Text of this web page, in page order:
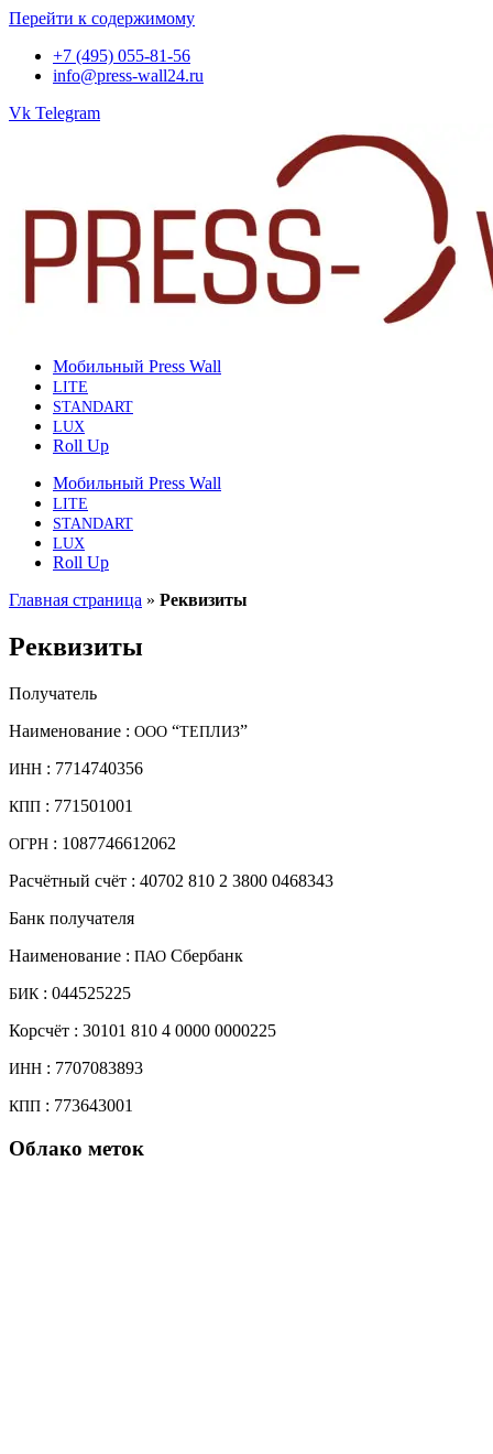
Перейти к содержимому
+7 (495) 055-81-56
info@press-wall24.ru
Vk Telegram
Мобильный Press Wall
LITE
STANDART
LUX
Roll Up
Мобильный Press Wall
LITE
STANDART
LUX
Roll Up
Главная страница » Реквизиты
Реквизиты
Полу­ча­тель
Наиме­но­ва­ние : ООО “ТЕПЛИЗ”
ИНН : 7714740356
КПП : 771501001
ОГРН : 1087746612062
Рас­чёт­ный счёт : 40702 810 2 3800 0468343
Банк полу­ча­те­ля
Наиме­но­ва­ние : ПАО Сбербанк
БИК : 044525225
Кор­с­чёт : 30101 810 4 0000 0000225
ИНН : 7707083893
КПП : 773643001
Облако меток